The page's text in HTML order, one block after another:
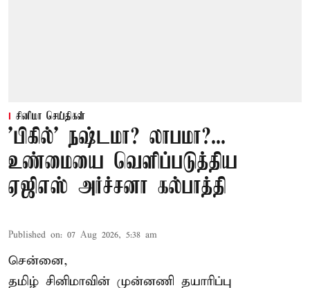
சினிமா செய்திகள்
'பிகில்' நஷ்டமா? லாபமா?...
உண்மையை வெளிப்படுத்திய
ஏஜிஎஸ் அர்ச்சனா கல்பாத்தி
Published on: 07 Aug 2026, 5:38 am
சென்னை,
தமிழ் சினிமாவின் முன்னணி தயாரிப்பு